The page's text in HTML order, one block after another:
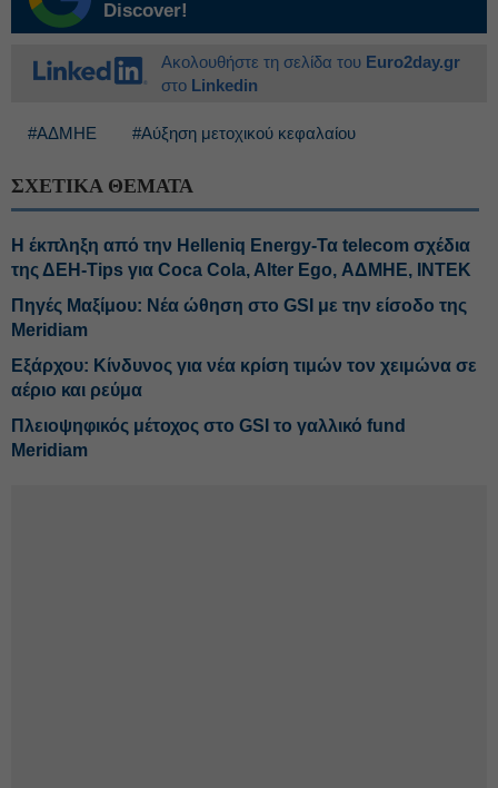
Discover!
Ακολουθήστε τη σελίδα του Euro2day.gr
στο Linkedin
#ΑΔΜΗΕ #Αύξηση μετοχικού κεφαλαίου
ΣΧΕΤΙΚΑ ΘΕΜΑΤΑ
H έκπληξη από την Helleniq Energy-Τα telecom σχέδια
της ΔΕΗ-Tips για Coca Cola, Alter Ego, ΑΔΜΗΕ, ΙΝΤΕΚ
Πηγές Μαξίμου: Νέα ώθηση στο GSI με την είσοδο της
Meridiam
Εξάρχου: Κίνδυνος για νέα κρίση τιμών τον χειμώνα σε
αέριο και ρεύμα
Πλειοψηφικός μέτοχος στο GSI το γαλλικό fund
Meridiam